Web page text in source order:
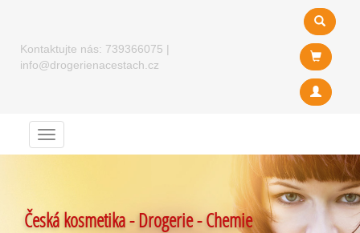
Kontaktujte nás: 739366075 |
info@drogerienacestach.cz
Menu
Česká kosmetika - Drogerie - Chemie